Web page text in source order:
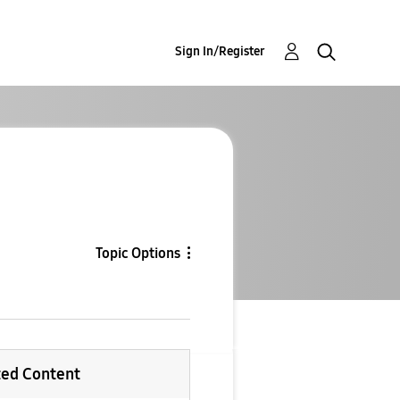
Sign In/Register
Topic Options
Content